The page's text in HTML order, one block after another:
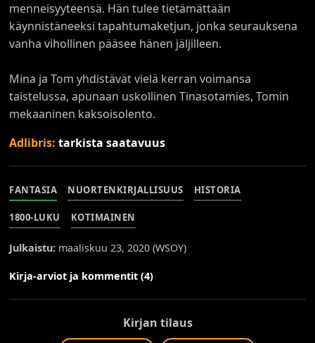
menneisyyteensä. Hän tulee tietämättään
käynnistäneeksi tapahtumaketjun, jonka seurauksena
vanha vihollinen pääsee hänen jäljilleen.
Mina ja Tom yhdistävät vielä kerran voimansa
taistelussa, apunaan uskollinen Tinasotamies, Tomin
mekaaninen kaksoisolento.
Adlibris:tarkista saatavuus
FANTASIA NUORTENKIRJALLISUUS HISTORIA
1800-LUKU KOTIMAINEN
Julkaistu: maaliskuu 23, 2020 (WSOY)
Kirja-arviot ja kommentit (4)
Kirjan tilaus